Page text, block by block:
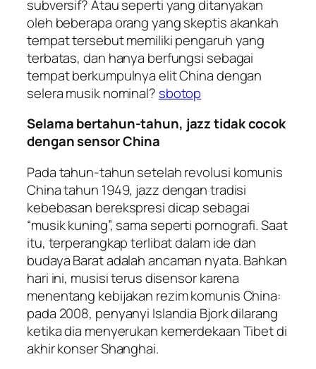
subversif? Atau seperti yang ditanyakan
oleh beberapa orang yang skeptis akankah
tempat tersebut memiliki pengaruh yang
terbatas, dan hanya berfungsi sebagai
tempat berkumpulnya elit China dengan
selera musik nominal? sbotop
Selama bertahun-tahun, jazz tidak cocok
dengan sensor China
Pada tahun-tahun setelah revolusi komunis
China tahun 1949, jazz dengan tradisi
kebebasan berekspresi dicap sebagai
“musik kuning”, sama seperti pornografi. Saat
itu, terperangkap terlibat dalam ide dan
budaya Barat adalah ancaman nyata. Bahkan
hari ini, musisi terus disensor karena
menentang kebijakan rezim komunis China:
pada 2008, penyanyi Islandia Bjork dilarang
ketika dia menyerukan kemerdekaan Tibet di
akhir konser Shanghai.